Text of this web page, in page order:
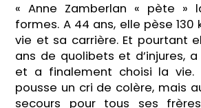
« Anne Zamberlan « pète »
formes. A 44 ans, elle pèse 130
vie et sa carrière. Et pourtant
ans de quolibets et d’injures,
et a finalement choisi la vie.
pousse un cri de colère, mais
secours pour tous ses